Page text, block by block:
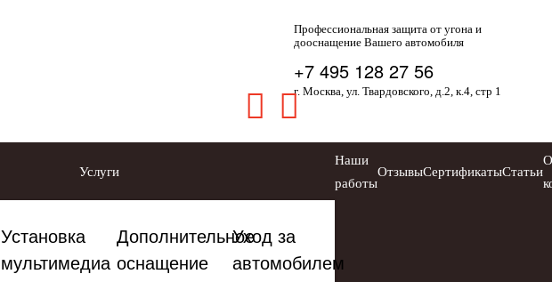
Профессиональная защита от угона и
дооснащение Вашего автомобиля
+7 495 128 27 56
г. Москва, ул. Твардовского, д.2, к.4, стр 1
Услуги
Установка
мультимедиа
Дополнительное
оснащение
Уход за
автомобилем
Наши
работы
ОтзывыСертификатыСтатьи
О